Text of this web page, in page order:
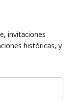
invitaciones
históricas, y